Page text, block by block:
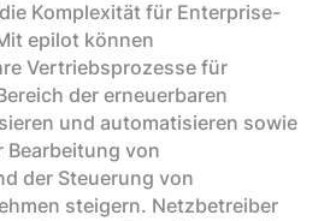
Komplexität für Enterprise-
epilot können
Vertriebsprozesse für
der erneuerbaren
und automatisieren sowie
Bearbeitung von
der Steuerung von
steigern. Netzbetreiber